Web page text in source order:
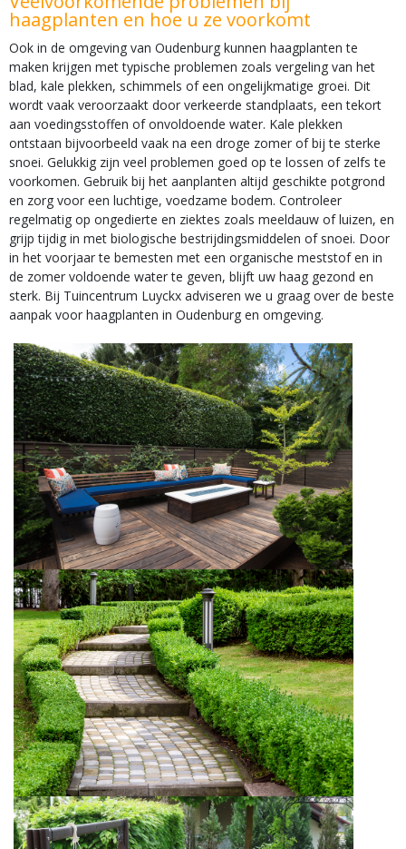
haagplanten en hoe u ze voorkomt
Ook in de omgeving van Oudenburg kunnen haagplanten te
maken krijgen met typische problemen zoals vergeling van het
blad, kale plekken, schimmels of een ongelijkmatige groei. Dit
wordt vaak veroorzaakt door verkeerde standplaats, een tekort
aan voedingsstoffen of onvoldoende water. Kale plekken
ontstaan bijvoorbeeld vaak na een droge zomer of bij te sterke
snoei. Gelukkig zijn veel problemen goed op te lossen of zelfs te
voorkomen. Gebruik bij het aanplanten altijd geschikte potgrond
en zorg voor een luchtige, voedzame bodem. Controleer
regelmatig op ongedierte en ziektes zoals meeldauw of luizen, en
grijp tijdig in met biologische bestrijdingsmiddelen of snoei. Door
in het voorjaar te bemesten met een organische meststof en in
de zomer voldoende water te geven, blijft uw haag gezond en
sterk. Bij Tuincentrum Luyckx adviseren we u graag over de beste
aanpak voor haagplanten in Oudenburg en omgeving.